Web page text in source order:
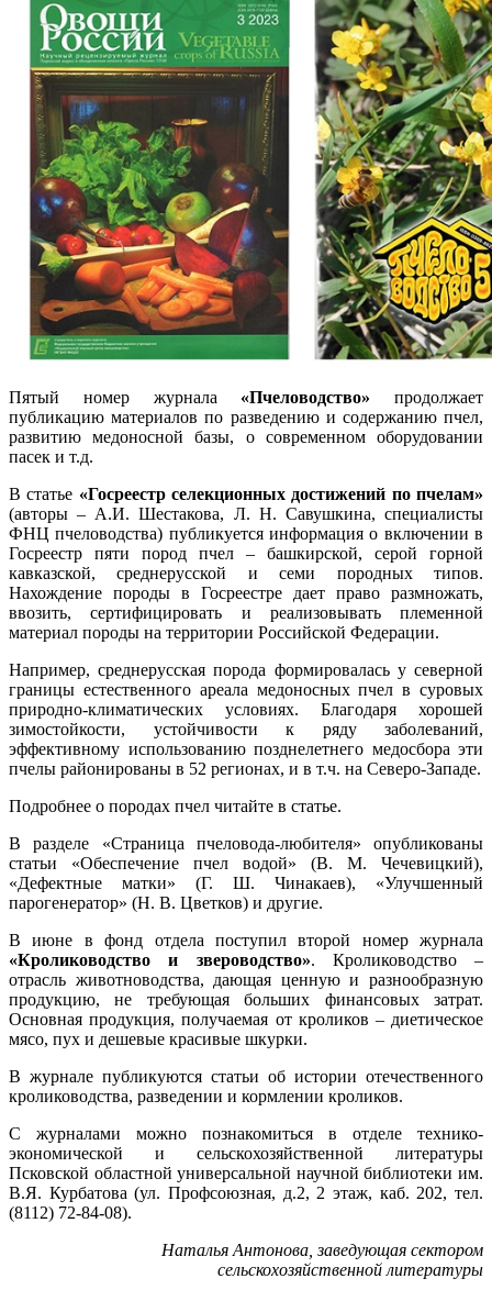
Пятый номер журнала «Пчеловодство» продолжает
публикацию материалов по разведению и содержанию пчел,
развитию медоносной базы, о современном оборудовании
пасек и т.д.
В статье «Госреестр селекционных достижений по пчелам»
(авторы – А.И. Шестакова, Л. Н. Савушкина, специалисты
ФНЦ пчеловодства) публикуется информация о включении в
Госреестр пяти пород пчел – башкирской, серой горной
кавказской, среднерусской и семи породных типов.
Нахождение породы в Госреестре дает право размножать,
ввозить, сертифицировать и реализовывать племенной
материал породы на территории Российской Федерации.
Например, среднерусская порода формировалась у северной
границы естественного ареала медоносных пчел в суровых
природно-климатических условиях. Благодаря хорошей
зимостойкости, устойчивости к ряду заболеваний,
эффективному использованию позднелетнего медосбора эти
пчелы районированы в 52 регионах, и в т.ч. на Северо-Западе.
Подробнее о породах пчел читайте в статье.
В разделе «Страница пчеловода-любителя» опубликованы
статьи «Обеспечение пчел водой» (В. М. Чечевицкий),
«Дефектные матки» (Г. Ш. Чинакаев), «Улучшенный
парогенератор» (Н. В. Цветков) и другие.
В июне в фонд отдела поступил второй номер журнала
«Кролиководство и звероводство». Кролиководство –
отрасль животноводства, дающая ценную и разнообразную
продукцию, не требующая больших финансовых затрат.
Основная продукция, получаемая от кроликов – диетическое
мясо, пух и дешевые красивые шкурки.
В журнале публикуются статьи об истории отечественного
кролиководства, разведении и кормлении кроликов.
С журналами можно познакомиться в отделе технико-
экономической и сельскохозяйственной литературы
Псковской областной универсальной научной библиотеки им.
В.Я. Курбатова (ул. Профсоюзная, д.2, 2 этаж, каб. 202, тел.
(8112) 72-84-08).
Наталья Антонова, заведующая сектором
сельскохозяйственной литературы